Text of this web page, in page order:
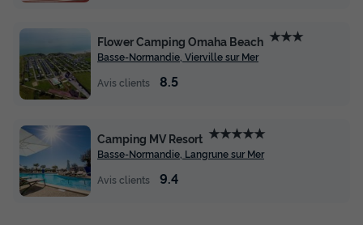
Flower Camping Omaha Beach ★★★
Basse-Normandie, Vierville sur Mer
Avis clients
8.5
Camping MV Resort ★★★★★
Basse-Normandie, Langrune sur Mer
Avis clients
9.4